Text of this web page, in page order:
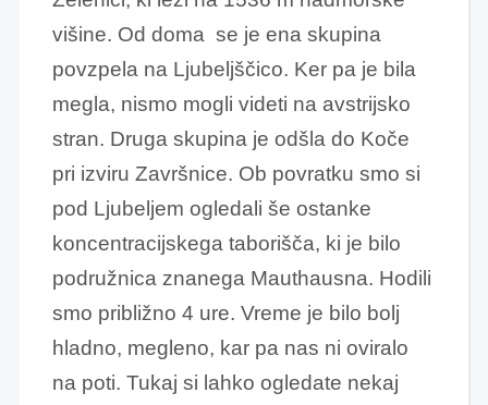
višine. Od doma se je ena skupina
povzpela na Ljubeljščico. Ker pa je bila
megla, nismo mogli videti na avstrijsko
stran. Druga skupina je odšla do Koče
pri izviru Završnice. Ob povratku smo si
pod Ljubeljem ogledali še ostanke
koncentracijskega taborišča, ki je bilo
podružnica znanega Mauthausna. Hodili
smo približno 4 ure. Vreme je bilo bolj
hladno, megleno, kar pa nas ni oviralo
na poti. Tukaj si lahko ogledate nekaj